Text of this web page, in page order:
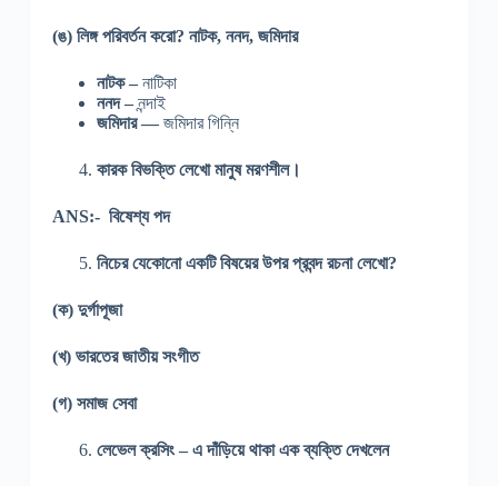
(ঙ) লিঙ্গ পরিবর্তন করো? নাটক, ননদ, জমিদার
নাটক–নাটিকা
ননদ –নন্দাই
জমিদার —জমিদার গিন্নি
কারক বিভক্তি লেখো মানুষ মরণশীল।
ANS:- বিষেশ্য পদ
নিচের যেকোনো একটি বিষয়ের উপর প্রবন্দ রচনা লেখো?
(ক) দুর্গাপূজা
(খ) ভারতের জাতীয় সংগীত
(গ) সমাজ সেবা
লেভেল ক্রসিং – এ দাঁড়িয়ে থাকা এক ব্যক্তি দেখলেন